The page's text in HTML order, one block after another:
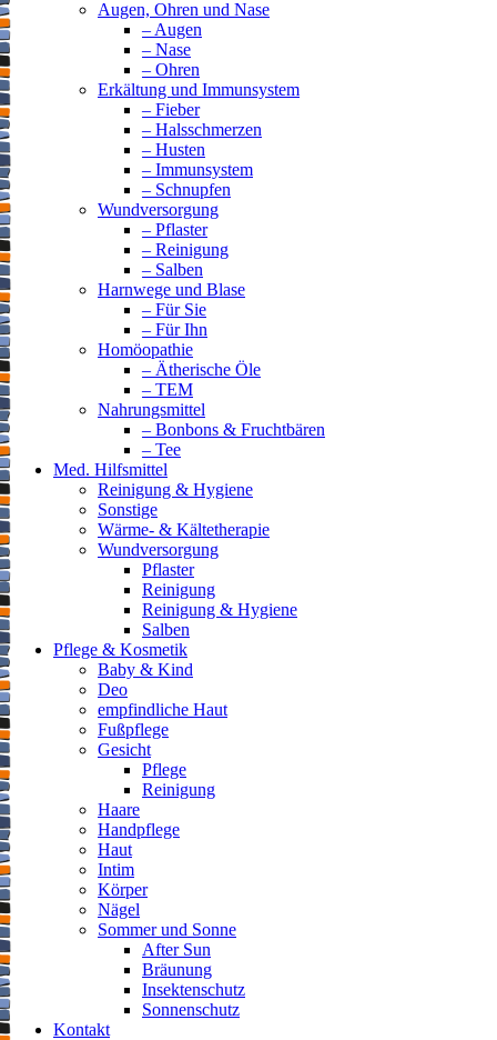
Augen, Ohren und Nase
– Augen
– Nase
– Ohren
Erkältung und Immunsystem
– Fieber
– Halsschmerzen
– Husten
– Immunsystem
– Schnupfen
Wundversorgung
– Pflaster
– Reinigung
– Salben
Harnwege und Blase
– Für Sie
– Für Ihn
Homöopathie
– Ätherische Öle
– TEM
Nahrungsmittel
– Bonbons & Fruchtbären
– Tee
Med. Hilfsmittel
Reinigung & Hygiene
Sonstige
Wärme- & Kältetherapie
Wundversorgung
Pflaster
Reinigung
Reinigung & Hygiene
Salben
Pflege & Kosmetik
Baby & Kind
Deo
empfindliche Haut
Fußpflege
Gesicht
Pflege
Reinigung
Haare
Handpflege
Haut
Intim
Körper
Nägel
Sommer und Sonne
After Sun
Bräunung
Insektenschutz
Sonnenschutz
Kontakt